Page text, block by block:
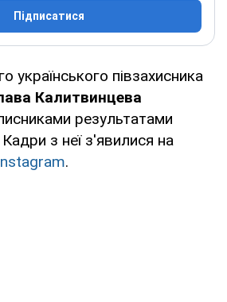
Підписатися
українського півзахисника
Калитвинцева
результатами
Кадри з неї з'явилися на
.